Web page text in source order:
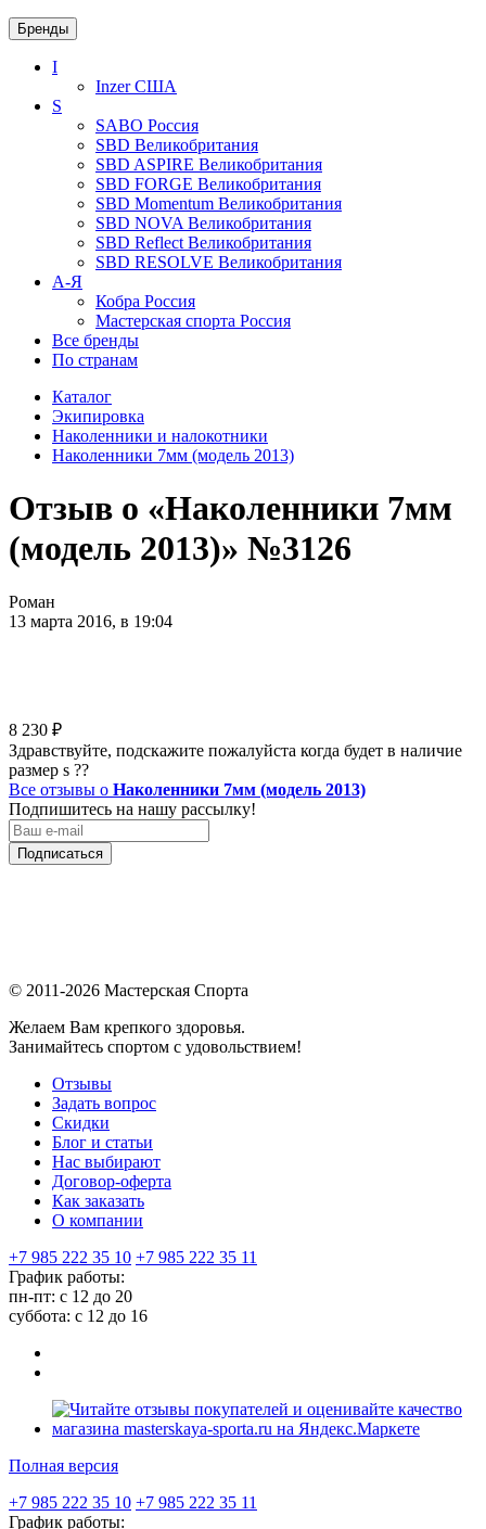
Бренды
I
InzerСША
S
SABO Россия
SBD Великобритания
SBD ASPIRE Великобритания
SBD FORGE Великобритания
SBD Momentum Великобритания
SBD NOVA Великобритания
SBD Reflect Великобритания
SBD RESOLVE Великобритания
А-Я
Кобра Россия
Мастерская спорта Россия
Все бренды
По странам
Каталог
Экипировка
Наколенники и налокотники
Наколенники 7мм (модель 2013)
Отзыв о «Наколенники 7мм
(модель 2013)» №3126
Роман
13 марта 2016, в 19:04
8 230 ₽
Здравствуйте, подскажите пожалуйста когда будет в наличие
размер s ??
Все отзывы о Наколенники 7мм (модель 2013)
Подпишитесь на нашу рассылку!
Подписаться
© 2011-2026 Мастерская Спорта
Желаем Вам крепкого здоровья.
Занимайтесь спортом с удовольствием!
Отзывы
Задать вопрос
Скидки
Блог и статьи
Нас выбирают
Договор-оферта
Как заказать
О компании
+7 985 222 35 10 +7 985 222 35 11
График работы:
пн-пт: с 12 до 20
суббота: c 12 до 16
Полная версия
+7 985 222 35 10 +7 985 222 35 11
График работы: